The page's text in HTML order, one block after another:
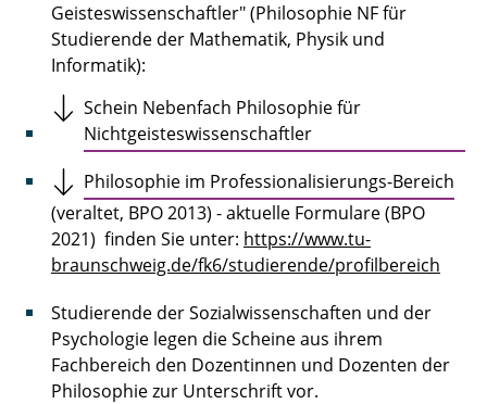
Exkursionen
Fachschaft
Employability
Geisteswissenschaftler" (Philosophie NF für
Studierende der Mathematik, Physik und
Informatik):
Schein Nebenfach Philosophie für
Nichtgeisteswissenschaftler
Philosophie im Professionalisierungs-Bereich
(veraltet, BPO 2013) - aktuelle Formulare (BPO
2021) finden Sie unter: https://www.tu-
braunschweig.de/fk6/studierende/profilbereich
Studierende der Sozialwissenschaften und der
Psychologie legen die Scheine aus ihrem
Fachbereich den Dozentinnen und Dozenten der
Philosophie zur Unterschrift vor.